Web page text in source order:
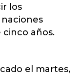
los
cinco años.
el martes,